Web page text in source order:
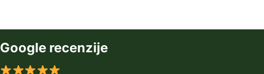
Google recenzije